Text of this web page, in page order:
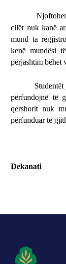
cilët nuk kanë
mund ta
kenë mundësi
përjashtim bëhet
përfundojnë të
qershorit nuk
përfunduar të
Dekanati